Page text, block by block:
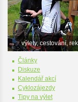
výlety, cestování,
Články
Diskuze
Kalendář akcí
Cyklozájezdy
Tipy na výlet